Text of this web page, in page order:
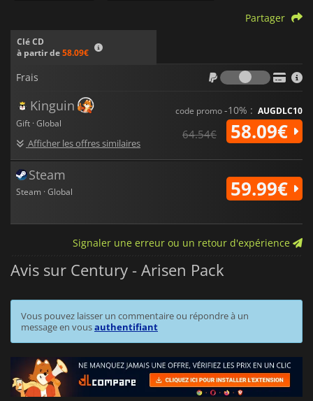
Clé CD
à partir de58.09€
Partager
Frais
Frais
Kinguin
Gift · Global
Afficher les offres similaires
code promo-10% : AUGDLC10
64.54€ 58.09€
Steam
Steam · Global 59.99€
Signaler une erreur ou un retour d'expérience
Avis sur Century - Arisen Pack
Vous pouvez laisser un commentaire ou répondre à un
message en vousauthentifiant